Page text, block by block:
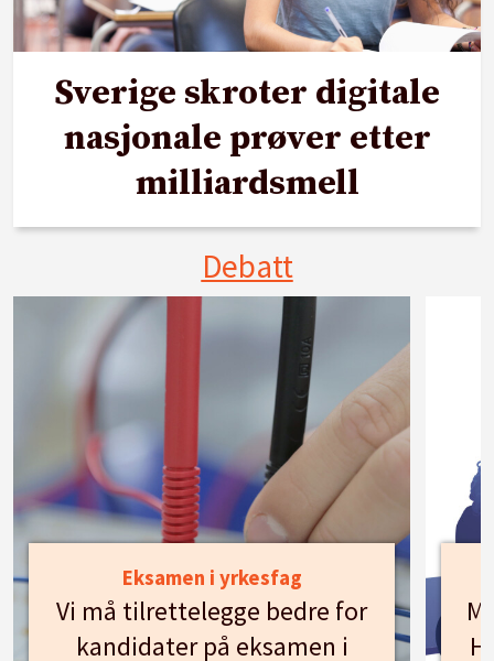
Sverige skroter digitale
nasjonale prøver etter
milliardsmell
Debatt
Eksamen i yrkesfag
Vi må tilrettelegge bedre for
kandidater på eksamen i